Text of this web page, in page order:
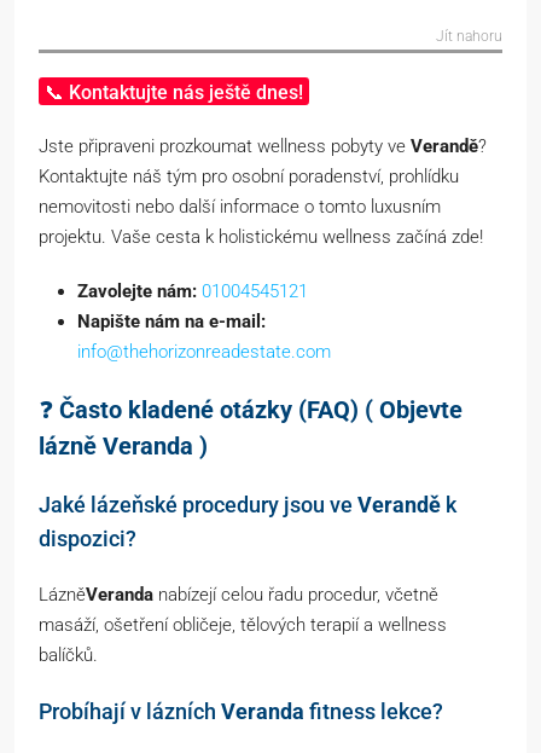
Jít nahoru
📞 Kontaktujte nás ještě dnes!
Jste připraveni prozkoumat wellness pobyty ve Verandě?
Kontaktujte náš tým pro osobní poradenství, prohlídku
nemovitosti nebo další informace o tomto luxusním
projektu. Vaše cesta k holistickému wellness začíná zde!
Zavolejte nám: 01004545121
Napište nám na e-mail:
info@thehorizonreadestate.com
❓ Často kladené otázky (FAQ) ( Objevte
lázně Veranda )
Jaké lázeňské procedury jsou ve Verandě k
dispozici?
LázněVeranda nabízejí celou řadu procedur, včetně
masáží, ošetření obličeje, tělových terapií a wellness
balíčků.
Probíhají v lázních Veranda fitness lekce?